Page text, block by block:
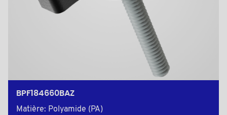
BPF184660BAZ
Matière: Polyamide (PA)